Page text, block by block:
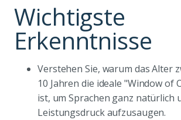
Wichtigste
Erkenntnisse
Verstehen Sie, warum das Alter
10 Jahren die ideale "Window of
ist, um Sprachen ganz natürlich
Leistungsdruck aufzusaugen.